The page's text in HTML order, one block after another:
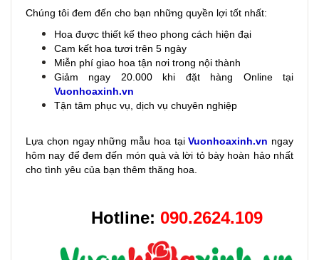
Chúng tôi đem đến cho bạn những quyền lợi tốt nhất:
Hoa được thiết kế theo phong cách hiện đại
Cam kết hoa tươi trên 5 ngày
Miễn phí giao hoa tận nơi trong nội thành
Giảm ngay 20.000 khi đặt hàng Online tại
Vuonhoaxinh.vn
Tận tâm phục vụ, dịch vụ chuyên nghiệp
Lựa chọn ngay những mẫu hoa tạiVuonhoaxinh.vn ngay
hôm nay để đem đến món quà và lời tỏ bày hoàn hảo nhất
cho tình yêu của bạn thêm thăng hoa.
Hotline: 090.2624.109